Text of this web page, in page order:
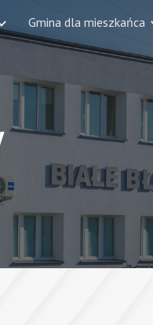
Gmina dla mieszkańca